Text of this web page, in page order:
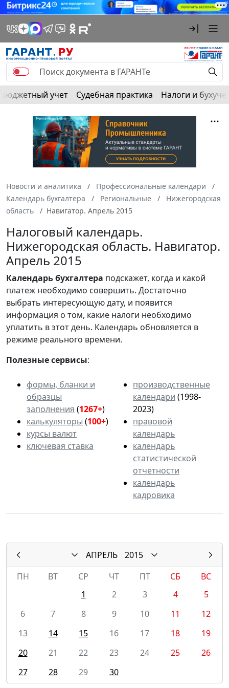
Бюджетный учет Судебная практика Налоги и
Новости и аналитика
Профессиональные календари
Календарь бухгалтера
Региональные
Нижегородская
область
Навигатор. Апрель 2015
Налоговый календарь.
Нижегородская область. Навигатор.
Апрель 2015
Календарьбухгалтера подскажет, когда и какой
платеж необходимо совершить. Достаточно
выбрать интересующую дату, и появится
информация о том, какие налоги необходимо
уплатить в этот день. Календарь обновляется в
режиме реального времени.
Полезные сервисы:
формы, бланки и
образцы
заполнения (1267+)
калькуляторы (100+)
курсы валют
ключевая ставка
производственные
календари (1998-
2023)
правовой
календарь
календарь
статистической
отчетности
календарь
кадровика
АПРЕЛЬ
2015
ПН
ВТ СР ЧТ ПТ СБ
ВС
1
2 3 4
5
6
7 8 9 10 11
12
13
14 15 16 17 18
19
20
21 22 23 24 25
26
27
28 29 30